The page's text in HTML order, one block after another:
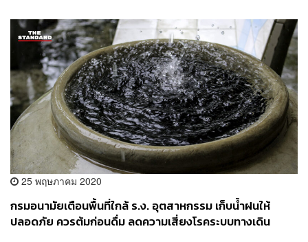
25 พฤษภาคม 2020
กรมอนามัยเตือนพื้นที่ใกล้ ร.ง. อุตสาหกรรม เก็บน้ำฝนให้
ปลอดภัย ควรต้มก่อนดื่ม ลดความเสี่ยงโรคระบบทางเดิน